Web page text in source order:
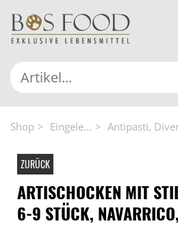
Shop Eingele... Antipasti,
ZURÜCK
ARTISCHOCKEN MIT
6-9 STÜCK,